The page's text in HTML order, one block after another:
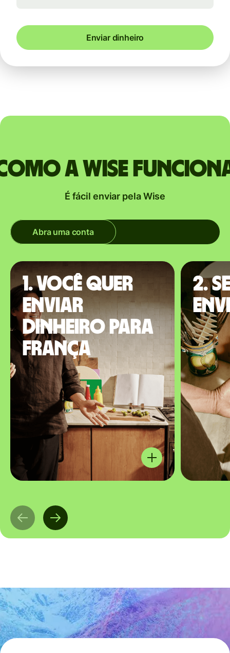
Enviar dinheiro
a Wise
É fácil enviar pela Wise
Abra uma conta
1. Você quer
enviar
dinheiro para
França
2.